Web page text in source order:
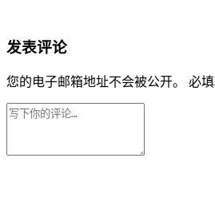
发表评论
您的电子邮箱地址不会被公开。 必